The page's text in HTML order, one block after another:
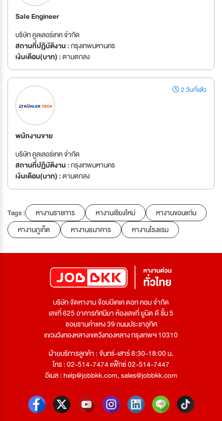
Sale Engineer
บริษัท คูลเลอร์เทค จำกัด
สถานที่ปฏิบัติงาน :กรุงเทพมหานคร
เงินเดือน(บาท) :ตามตกลง
2 วันที่แล้ว
พนักงานขาย
บริษัท คูลเลอร์เทค จำกัด
สถานที่ปฏิบัติงาน :กรุงเทพมหานคร
เงินเดือน(บาท) :ตามตกลง
Tags : หางานราชการ หางานเชียงใหม่
หางานขอนแก่น
หางานภูเก็ต
หางานธนาคาร หางานโรงแรม
บริษัท จัดหางาน จ๊อบบีเคเค ดอท คอม จำกัด
เลขที่ 625 อาคารทัศนียา ห้องเลขที่ ยูนิต ดี ชั้น 5
ซอยรามคำแหง 39 ถนนประชาอุทิศ
แขวงวังทองหลางเขตวังทองหลาง กรุงเทพฯ 10310
ฝ่ายบริการลูกค้า : จันทร์-เสาร์ 8:30-18:00 น.
โทร : 02-514-7474 แฟ็กซ์ 02-514-7447
อีเมล :help@jobbkk.com,sales@jobbkk.com